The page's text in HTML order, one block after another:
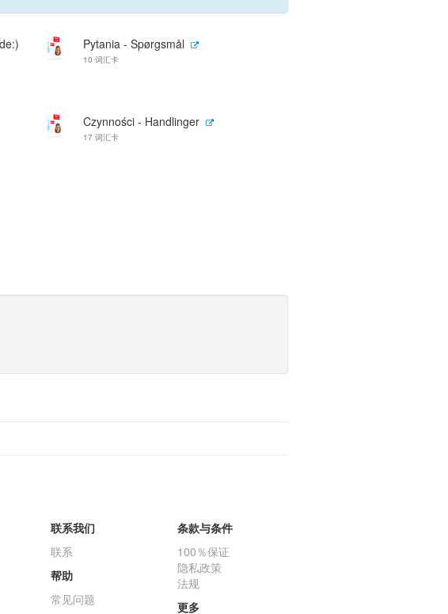
Pytania - Spørgsmål
10 词汇卡
Czynności - Handlinger
17 词汇卡
联系我们
联系
帮助
常见问题
条款与条件
100％保证
隐私政策
法规
更多